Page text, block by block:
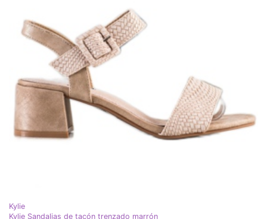
Kylie
Kylie Sandalias de tacón trenzado marrón